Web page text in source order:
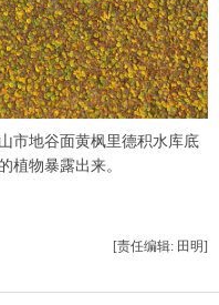
地谷面黄枫里德积水库底
植物暴露出来。
[责任编辑: 田明]